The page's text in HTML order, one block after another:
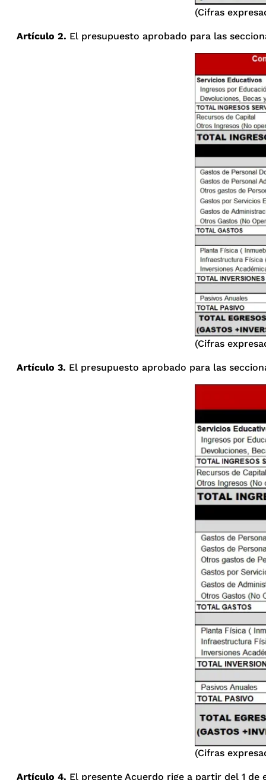
(Cifras
Artículo 2. El presupuesto aprobado para las
(Cifras
Artículo 3. El presupuesto aprobado para las
(Cifras
Artículo 4. El presente Acuerdo rige a partir del 1 de